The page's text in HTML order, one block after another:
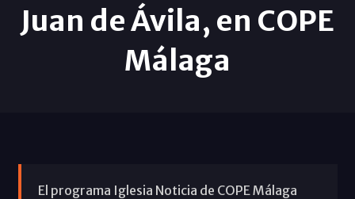
Juan de Ávila, en COPE
Málaga
El programa Iglesia Noticia de COPE Málaga